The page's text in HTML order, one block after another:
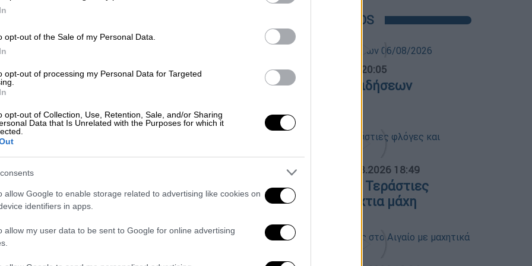
opt-out of the Sale of my Personal Data.
opt-out of processing my Personal Data for Targeted
opt-out of Collection, Use, Retention, Sale, and/or Sharing
Data that Is Unrelated with the Purposes for which it
allow Google to enable storage related to advertising like cookies on
identifiers in apps.
allow my user data to be sent to Google for online advertising
Ξεκινά «σαφάρι» ελέγχων από τον
απαγόρευση
Οικονομία|16.05.2026 20:14
κύκλωμα με 34.000 «μαύρα»
POPULAR VIDEOS
Κεντρικό... 06.08.2026 20:05
Κεντρικό δελτίο ειδήσεων
ΑΠΟΣΠΑΣΜΑΤΑ... 06.08.2026 18:49
Φωτιά στη Σκύρο: Τεράστιες
φλόγες και ολονύχτια μάχη